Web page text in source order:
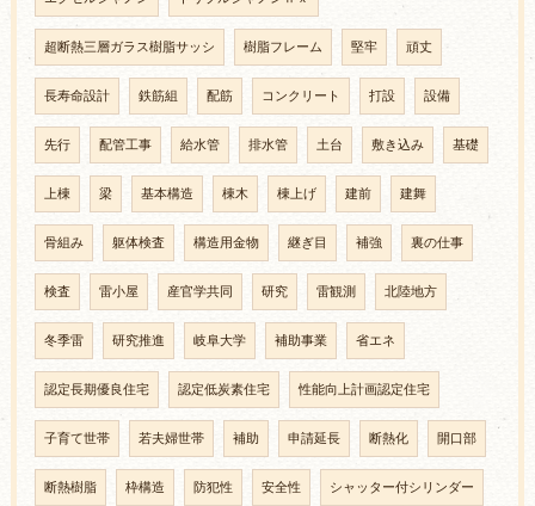
超断熱三層ガラス樹脂サッシ 樹脂フレーム 堅牢 頑丈
長寿命設計 鉄筋組 配筋 コンクリート 打設 設備
先行 配管工事 給水管 排水管 土台 敷き込み 基礎
上棟 梁 基本構造 棟木 棟上げ 建前 建舞
骨組み 躯体検査 構造用金物 継ぎ目 補強 裏の仕事
検査 雷小屋 産官学共同 研究 雷観測 北陸地方
冬季雷 研究推進 岐阜大学 補助事業 省エネ
認定長期優良住宅 認定低炭素住宅 性能向上計画認定住宅
子育て世帯 若夫婦世帯 補助 申請延長 断熱化 開口部
断熱樹脂 枠構造 防犯性 安全性 シャッター付シリンダー